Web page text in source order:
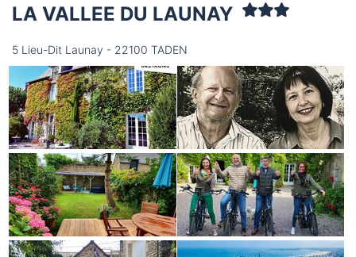
LA VALLEE DU LAUNAY
5 Lieu-Dit Launay - 22100 TADEN